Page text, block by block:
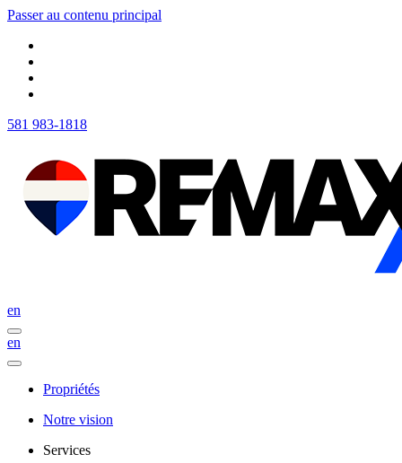
Passer au contenu principal
581 983-1818
en
en
Propriétés
Notre vision
Services